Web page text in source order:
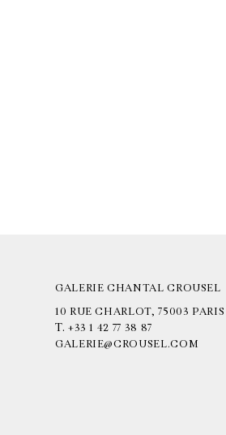
GALERIE CHANTAL CROUSEL
10 RUE CHARLOT, 75003 PARIS
T. +33 1 42 77 38 87
GALERIE@CROUSEL.COM